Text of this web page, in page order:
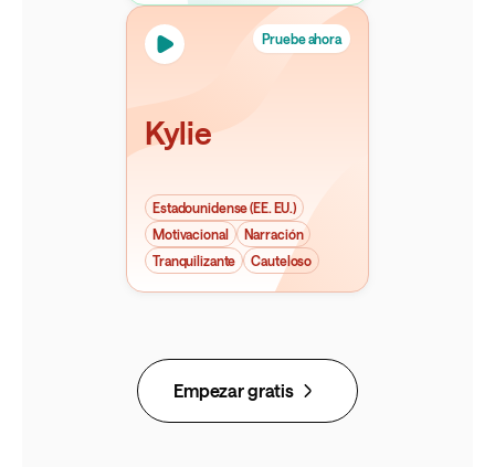
Pruebe ahora
Kylie
Estadounidense (EE. EU.)
Motivacional
Narración
Tranquilizante
Cauteloso
Empezar gratis